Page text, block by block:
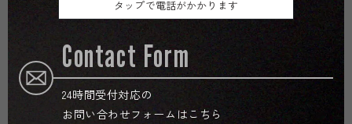
タップで電話がかかります
Contact Form
24時間受付対応の
お問い合わせフォームはこちら